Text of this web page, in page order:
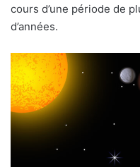
cours d’une période de
d’années.